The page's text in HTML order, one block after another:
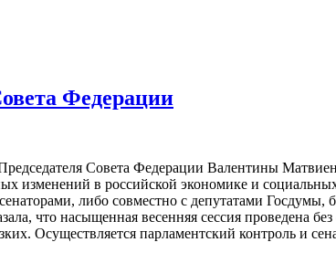
Федерации
Совета Федерации Валентины
изменений в российской экономике и
либо совместно с депутатами
что насыщенная весенняя сессия проведена
Осуществляется парламентский контроль и